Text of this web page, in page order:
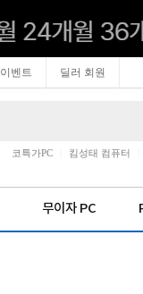
이벤트 딜러 회원
코특가PC 킴성태 컴퓨터
무이자 PC